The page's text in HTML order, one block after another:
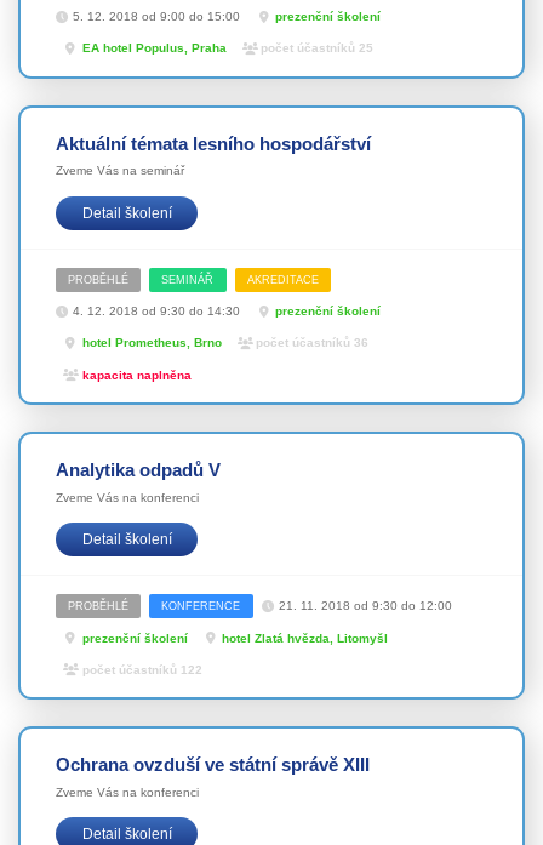
5. 12. 2018 od 9:00 do 15:00 prezenční školení
EA hotel Populus, Praha počet účastníků 25
Aktuální témata lesního hospodářství
Zveme Vás na seminář
Detail školení
PROBĚHLÉ SEMINÁŘ AKREDITACE
4. 12. 2018 od 9:30 do 14:30 prezenční školení
hotel Prometheus, Brno počet účastníků 36
kapacita naplněna
Analytika odpadů V
Zveme Vás na konferenci
Detail školení
PROBĚHLÉ KONFERENCE 21. 11. 2018 od 9:30 do 12:00
prezenční školení hotel Zlatá hvězda, Litomyšl
počet účastníků 122
Ochrana ovzduší ve státní správě XIII
Zveme Vás na konferenci
Detail školení